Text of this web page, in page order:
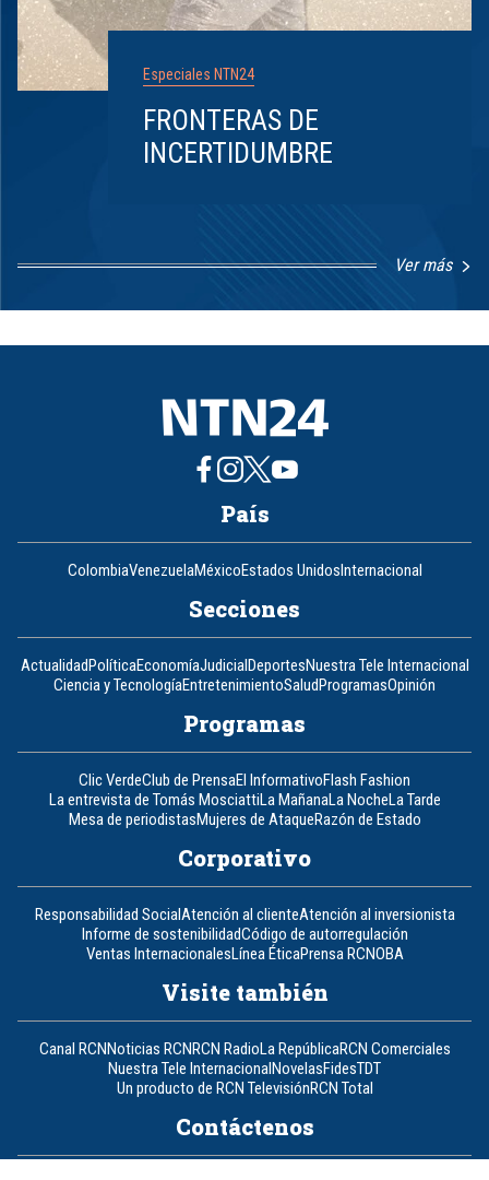
Especiales NTN24
FRONTERAS DE
INCERTIDUMBRE
Ver más
1
8
País
ColombiaVenezuelaMéxicoEstados UnidosInternacional
Secciones
ActualidadPolíticaEconomíaJudicialDeportesNuestra Tele Internacional
Ciencia y TecnologíaEntretenimientoSaludProgramasOpinión
Programas
Clic VerdeClub de PrensaEl InformativoFlash Fashion
La entrevista de Tomás MosciattiLa MañanaLa NocheLa Tarde
Mesa de periodistasMujeres de AtaqueRazón de Estado
Corporativo
Responsabilidad SocialAtención al clienteAtención al inversionista
Informe de sostenibilidadCódigo de autorregulación
Ventas InternacionalesLínea ÉticaPrensa RCNOBA
Visite también
Canal RCNNoticias RCNRCN RadioLa RepúblicaRCN Comerciales
Nuestra Tele InternacionalNovelasFidesTDT
Un producto de RCN TelevisiónRCN Total
Contáctenos